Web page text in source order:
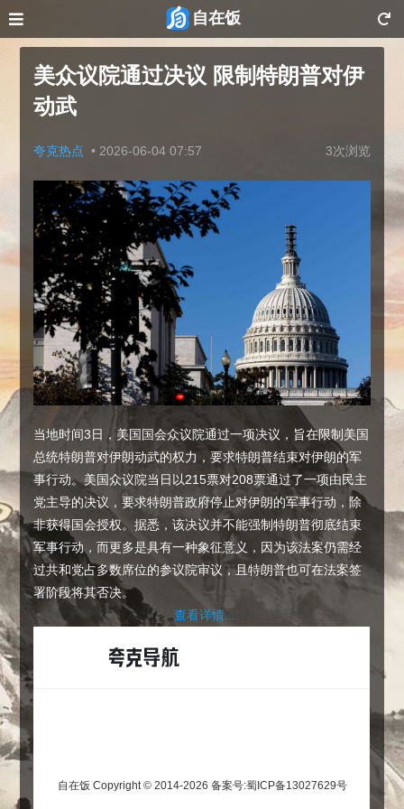
自在饭
美众议院通过决议 限制特朗普对伊
动武
夸克热点 • 2026-06-04 07:57 3次浏览
当地时间3日，美国国会众议院通过一项决议，旨在限制美国
总统特朗普对伊朗动武的权力，要求特朗普结束对伊朗的军
事行动。美国众议院当日以215票对208票通过了一项由民主
党主导的决议，要求特朗普政府停止对伊朗的军事行动，除
非获得国会授权。据悉，该决议并不能强制特朗普彻底结束
军事行动，而更多是具有一种象征意义，因为该法案仍需经
过共和党占多数席位的参议院审议，且特朗普也可在法案签
署阶段将其否决。
查看详情...
自在饭 Copyright © 2014-2026 备案号:蜀ICP备13027629号